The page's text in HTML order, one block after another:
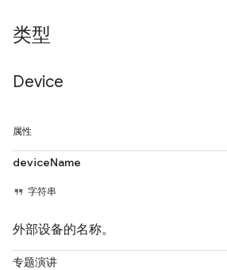
类型
Device
属性
deviceName
字符串
外部设备的名称。
专题演讲